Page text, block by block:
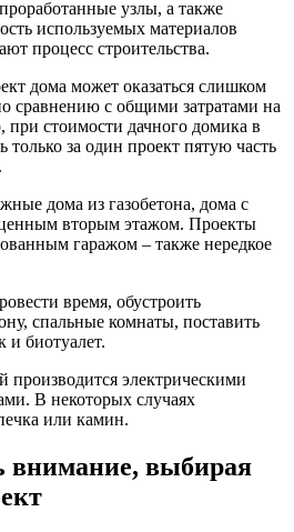
узлы, а также
используемых материалов
процесс строительства.
дома может оказаться слишком
сравнению с общими затратами на
при стоимости дачного домика в
только за один проект пятую часть
дома из газобетона, дома с
вторым этажом. Проекты
гаражом – также нередкое
время, обустроить
спальные комнаты, поставить
биотуалет.
электрическими
В некоторых случаях
или камин.
внимание, выбирая